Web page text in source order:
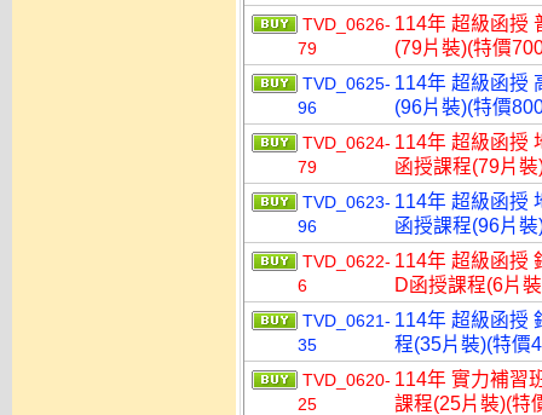
TVD_0626-
79
114年 超級函授
(79片裝)(特價
TVD_0625-
96
114年 超級函授
(96片裝)(特價
TVD_0624-
79
114年 超級函授
函授課程(79片
TVD_0623-
96
114年 超級函授
函授課程(96片
TVD_0622-
6
114年 超級函授
D函授課程(6片
TVD_0621-
35
114年 超級函授
程(35片裝)(特價
TVD_0620-
25
114年 實力補習
課程(25片裝)(特